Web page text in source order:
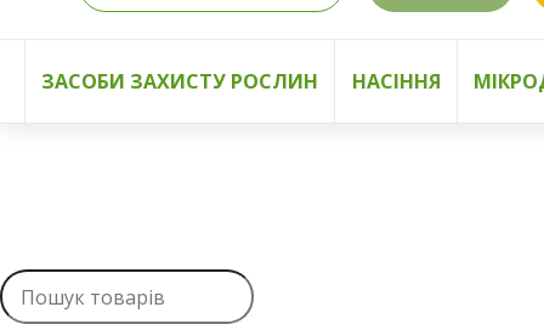
ЗАСОБИ ЗАХИСТУ РОСЛИН НАСІННЯ